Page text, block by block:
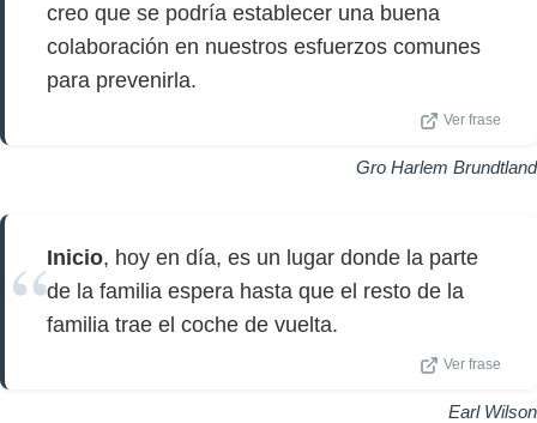
creo que se podría establecer una buena
colaboración en nuestros esfuerzos comunes
para prevenirla.
Ver frase
Gro Harlem Brundtland
Inicio, hoy en día, es un lugar donde la parte
de la familia espera hasta que el resto de la
familia trae el coche de vuelta.
Ver frase
Earl Wilson